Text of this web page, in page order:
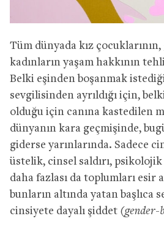
Tüm dünyada kız çocuklarının,
kadınların yaşam hakkının
Belki eşinden boşanmak
sevgilisinden ayrıldığı için, belki
olduğu için canına kastedilen
dünyanın kara geçmişinde,
giderse yarınlarında. Sadece
üstelik, cinsel saldırı,
daha fazlası da toplumları esir
bunların altında yatan başlıca
cinsiyete dayalı şiddet (gender-